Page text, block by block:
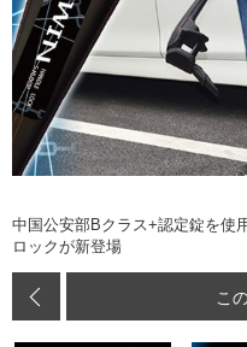
中国公安部Bクラス+認定錠を使
ロックが新登場
こ